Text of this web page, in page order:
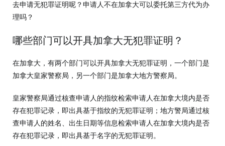
去申请无犯罪证明呢？申请人不在加拿大可以委托第三方代为办
理吗？
哪些部门可以开具加拿大无犯罪证明？
在加拿大，有两个部门可以开具加拿大无犯罪证明，一个部门是
加拿大皇家警察局，另一个部门是加拿大地方警察局。
皇家警察局通过核查申请人的指纹检索申请人在加拿大境内是否
存在犯罪记录，即出具基于指纹的无犯罪证明；地方警局通过核
查申请人的姓名、出生日期等信息检索申请人在加拿大境内是否
存在犯罪记录，即出具基于名字的无犯罪证明。